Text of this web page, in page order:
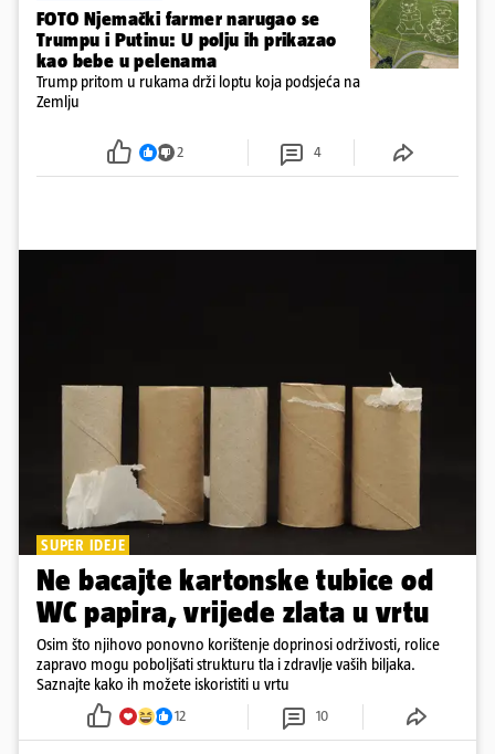
FOTO Njemački farmer narugao se
Trumpu i Putinu: U polju ih prikazao
kao bebe u pelenama
Trump pritom u rukama drži loptu koja podsjeća na
Zemlju
2 4
SUPER IDEJE
Ne bacajte kartonske tubice od
WC papira, vrijede zlata u vrtu
Osim što njihovo ponovno korištenje doprinosi održivosti, rolice
zapravo mogu poboljšati strukturu tla i zdravlje vaših biljaka.
Saznajte kako ih možete iskoristiti u vrtu
12 10